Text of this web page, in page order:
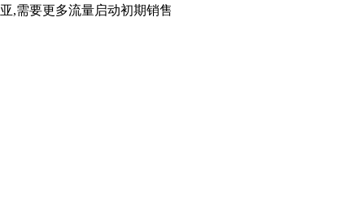
,需要更多流量启动初期销售